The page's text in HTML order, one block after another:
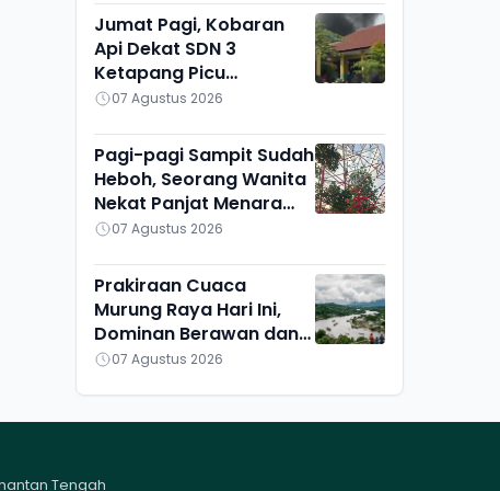
Jumat Pagi, Kobaran
Api Dekat SDN 3
Ketapang Picu
Kepanikan Siswa
07 Agustus 2026
Pagi-pagi Sampit Sudah
Heboh, Seorang Wanita
Nekat Panjat Menara
TVRI, Mau Apa?
07 Agustus 2026
Prakiraan Cuaca
Murung Raya Hari Ini,
Dominan Berawan dan
Cerah, Seribu Riam
07 Agustus 2026
Tengah